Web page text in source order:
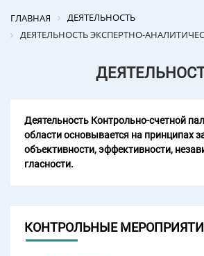
ГЛАВНАЯ
ДЕЯТЕЛЬНОСТЬ
ДЕЯТЕЛЬНОСТЬ ЭКСПЕРТНО-
Деятельность Контрольно-счетной
области основывается на принципах
объективности, эффективности,
гласности.
КОНТРОЛЬНЫЕ